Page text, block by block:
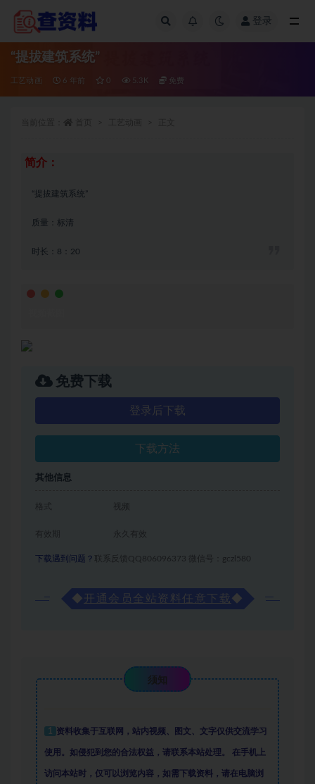
登录
“提拔建筑系统”
工艺动画 6 年前 0 5.3K 免费
简介：
“提拔建筑系统”
质量：标清
时长：8：20
免费下载
登录后下载
下载方法
其他信息
格式 视频
有效期 永久有效
下载遇到问题？ 联系反馈QQ806096373 微信号：gczl580
◆ 开通会员全站资料任意下载◆
须知
1 资料收集于互联网 ， 站内视频、图文、文字仅供交流学习
使用。如侵犯到您的合法权益，请联系本站处理。 在手机上
访问本站时，仅可以浏览内容，如需下载资料，请在电脑浏